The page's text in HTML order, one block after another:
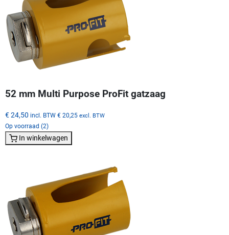
52 mm Multi Purpose ProFit gatzaag
€ 24,50 incl. BTW € 20,25 excl. BTW
Op voorraad (2)
In winkelwagen